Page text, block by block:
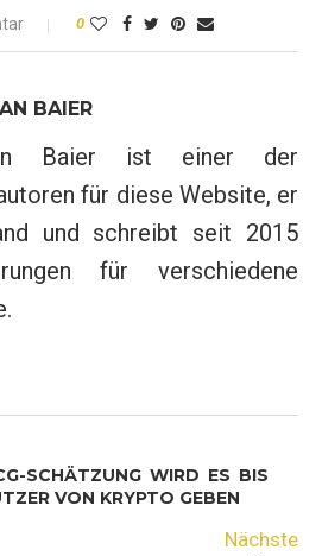
0
BAIER
Baier ist einer der
für diese Website, er
und schreibt seit 2015
für verschiedene
SCHÄTZUNG WIRD ES BIS
VON KRYPTO GEBEN
Nächste